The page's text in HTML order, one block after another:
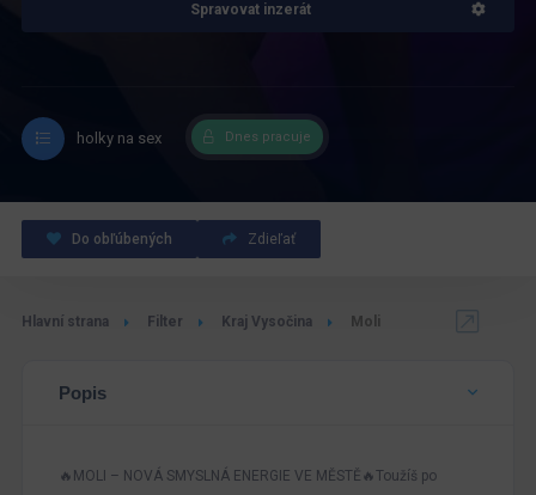
Spravovat inzerát
holky na sex Dnes pracuje
Do obľúbených Zdieľať
Hlavní strana Filter Kraj Vysočina Moli
Popis
🔥MOLI – NOVÁ SMYSLNÁ ENERGIE VE MĚSTĚ🔥Toužíš po